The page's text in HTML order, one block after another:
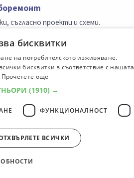
съгласно проекти и схеми.
на часовници.
3 4 5 6
бисквитки
на потребителското изживяване.
бисквитки в съответствие с нашата
Прочетете още
(1910) →
ФУНКЦИОНАЛНОСТ
ВСИЧКИ